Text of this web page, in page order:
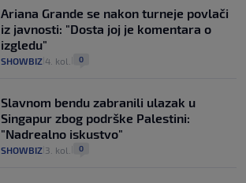
Ariana Grande se nakon turneje povlači
iz javnosti: "Dosta joj je komentara o
izgledu"
SHOWBIZ 4. kol. 0
Slavnom bendu zabranili ulazak u
Singapur zbog podrške Palestini:
"Nadrealno iskustvo"
SHOWBIZ 3. kol. 0